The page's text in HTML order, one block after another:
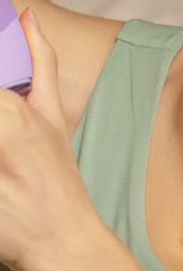
użytkownika
urządzenia
zamówienia
Moje adresy
subskrypcje
Español
Português
體中文